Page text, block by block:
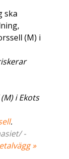
ska
(M) i
i Ekots
.
-
»